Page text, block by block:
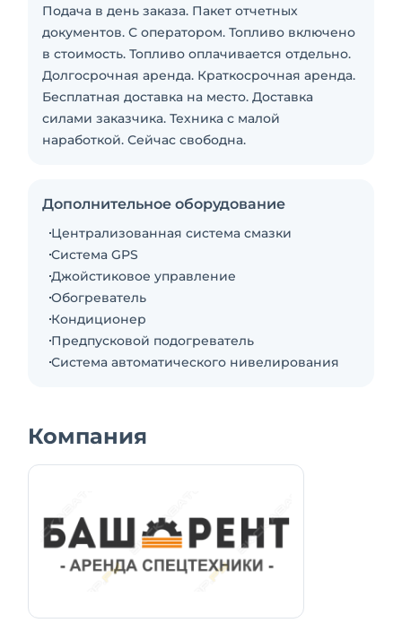
Подача в день заказа. Пакет отчетных
документов. С оператором. Топливо включено
в стоимость. Топливо оплачивается отдельно.
Долгосрочная аренда. Краткосрочная аренда.
Бесплатная доставка на место. Доставка
силами заказчика. Техника с малой
наработкой. Сейчас свободна.
Дополнительное оборудование
Централизованная система смазки
Система GPS
Джойстиковое управление
Обогреватель
Кондиционер
Предпусковой подогреватель
Система автоматического нивелирования
Компания